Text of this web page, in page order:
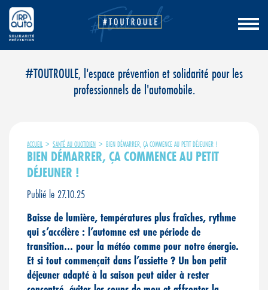
#TOUTROULE, l'espace prévention et solidarité pour les
professionnels de l'automobile.
ACCUEIL > SANTÉ AU QUOTIDIEN > BIEN DÉMARRER, ÇA COMMENCE AU PETIT DÉJEUNER !
BIEN DÉMARRER, ÇA COMMENCE AU PETIT
DÉJEUNER !
Publié le 27.10.25
Baisse de lumière, températures plus fraîches, rythme
qui s’accélère : l’automne est une période de
transition… pour la météo comme pour notre énergie.
Et si tout commençait dans l’assiette ? Un bon petit
déjeuner adapté à la saison peut aider à rester